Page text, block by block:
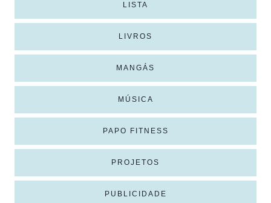
LISTA
LIVROS
MANGÁS
MÚSICA
PAPO FITNESS
PROJETOS
PUBLICIDADE